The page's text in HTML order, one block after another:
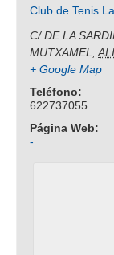
Club de Tenis
C/ DE LA
MUTXAMEL
+ Google Map
Teléfono:
622737055
Página Web:
-